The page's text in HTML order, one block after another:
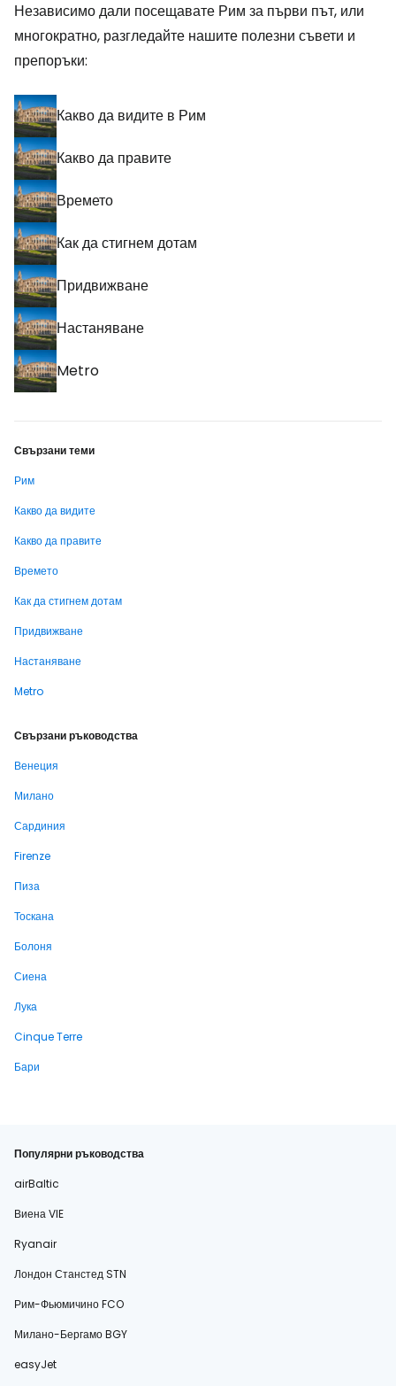
Независимо дали посещавате Рим за първи път, или
многократно, разгледайте нашите полезни съвети и
препоръки:
Какво да видите в Рим
Какво да правите
Времето
Как да стигнем дотам
Придвижване
Настаняване
Metro
Свързани теми
Рим
Какво да видите
Какво да правите
Времето
Как да стигнем дотам
Придвижване
Настаняване
Metro
Свързани ръководства
Венеция
Милано
Сардиния
Firenze
Пиза
Тоскана
Болоня
Сиена
Лука
Cinque Terre
Бари
Популярни ръководства
airBaltic
Виена VIE
Ryanair
Лондон Станстед STN
Рим-Фьюмичино FCO
Милано-Бергамо BGY
easyJet